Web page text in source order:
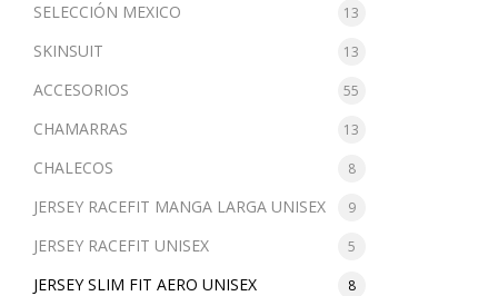
SELECCIÓN MEXICO 13
SKINSUIT 13
ACCESORIOS 55
CHAMARRAS 13
CHALECOS 8
JERSEY RACEFIT MANGA LARGA UNISEX 9
JERSEY RACEFIT UNISEX 5
JERSEY SLIM FIT AERO UNISEX 8